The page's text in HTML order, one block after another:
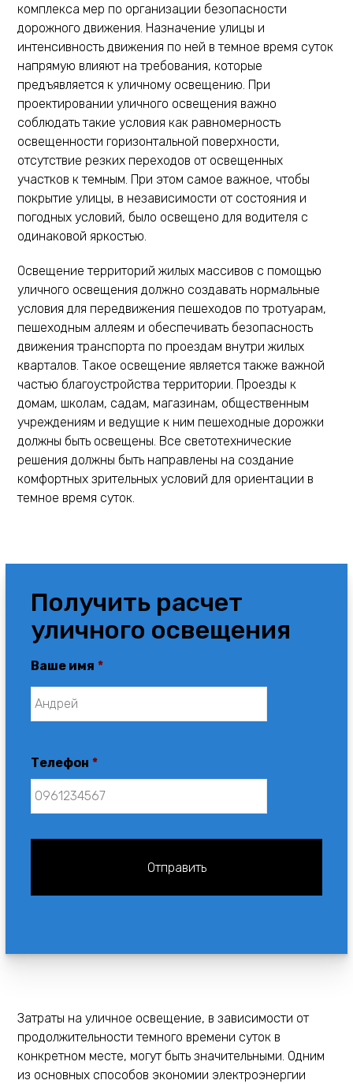
комплекса мер по организации безопасности
дорожного движения. Назначение улицы и
интенсивность движения по ней в темное время суток
напрямую влияют на требования, которые
предъявляется к уличному освещению. При
проектировании уличного освещения важно
соблюдать такие условия как равномерность
освещенности горизонтальной поверхности,
отсутствие резких переходов от освещенных
участков к темным. При этом самое важное, чтобы
покрытие улицы, в независимости от состояния и
погодных условий, было освещено для водителя с
одинаковой яркостью.
Освещение территорий жилых массивов с помощью
уличного освещения должно создавать нормальные
условия для передвижения пешеходов по тротуарам,
пешеходным аллеям и обеспечивать безопасность
движения транспорта по проездам внутри жилых
кварталов. Такое освещение является также важной
частью благоустройства территории. Проезды к
домам, школам, садам, магазинам, общественным
учреждениям и ведущие к ним пешеходные дорожки
должны быть освещены. Все светотехнические
решения должны быть направлены на создание
комфортных зрительных условий для ориентации в
темное время суток.
Получить расчет
уличного освещения
Ваше имя *
Телефон *
Затраты на уличное освещение, в зависимости от
продолжительности темного времени суток в
конкретном месте, могут быть значительными. Одним
из основных способов экономии электроэнергии